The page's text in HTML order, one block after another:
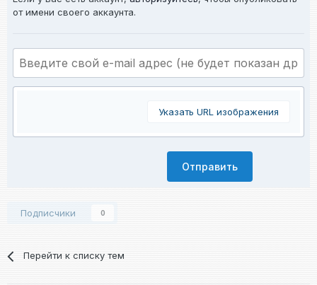
от имени своего аккаунта.
Указать URL изображения
Отправить
Подписчики 0
Перейти к списку тем